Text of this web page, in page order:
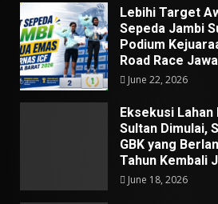
Lebihi Target
Sepeda Jambi
Podium
Road Race
June 22, 2026
Eksekusi Lahan
Sultan Dimulai,
GBK yang
Tahun Kembali
June 18, 2026